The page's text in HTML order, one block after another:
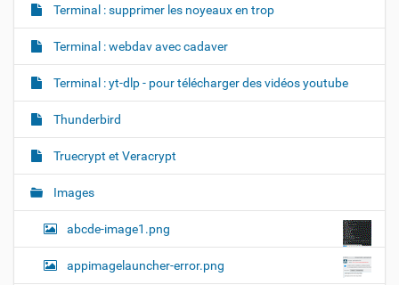
Terminal : supprimer les noyeaux en trop
Terminal : webdav avec cadaver
Terminal : yt-dlp - pour télécharger des vidéos youtube
Thunderbird
Truecrypt et Veracrypt
Images
abcde-image1.png
appimagelauncher-error.png